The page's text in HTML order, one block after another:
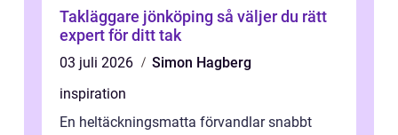
Takläggare jönköping så väljer du rätt
expert för ditt tak
03 juli 2026
Simon Hagberg
inspiration
En heltäckningsmatta förvandlar snabbt